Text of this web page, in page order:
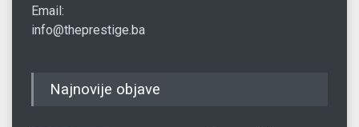
Email:
info@theprestige.ba
Najnovije objave